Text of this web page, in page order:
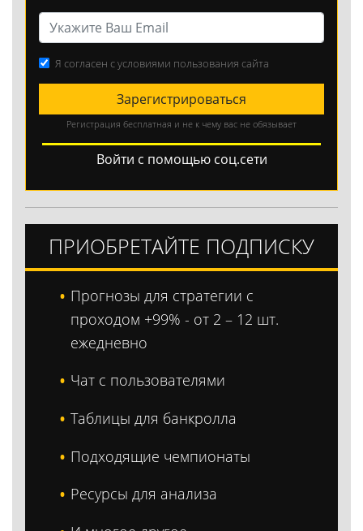
Я согласен с условиями пользования сайта
Зарегистрироваться
Регистрация бесплатная и не к чему вас не обязывает
Войти с помощью соц.сети
ПРИОБРЕТАЙТЕ ПОДПИСКУ
Прогнозы для стратегии с
проходом +99% - от 2 – 12 шт.
ежедневно
Чат с пользователями
Таблицы для банкролла
Подходящие чемпионаты
Ресурсы для анализа